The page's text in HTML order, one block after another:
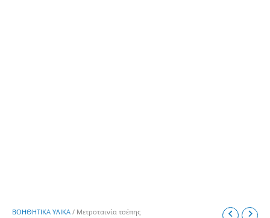
ΒΟΗΘΗΤΙΚΑ ΥΛΙΚΑ / Μετροταινία τσέπης